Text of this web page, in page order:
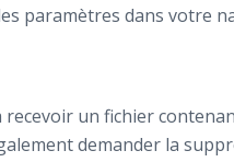
paramètres dans votre
un fichier
demander la